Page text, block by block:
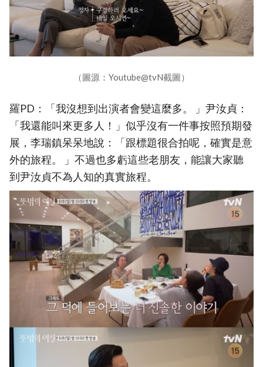
（圖源：Youtube@tvN截圖）
羅PD：「我沒想到出演者會變這麼多。 」尹汝貞：
「我還能叫來更多人！」似乎沒有一件事按照預期發
展，李瑞鎮呆呆地說：「跟標題很合拍呢，確實是意
外的旅程。 」不過也多虧這些老朋友，能讓大家聽
到尹汝貞不為人知的真實旅程。